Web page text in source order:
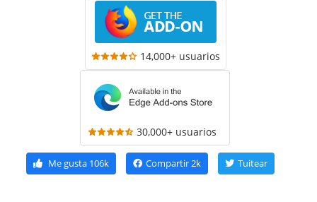
14,000+ usuarios
30,000+ usuarios
Me gusta106k Compartir2k Tuitear